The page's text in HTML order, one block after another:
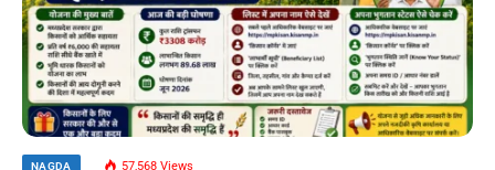
NAGDA 57,568 Views